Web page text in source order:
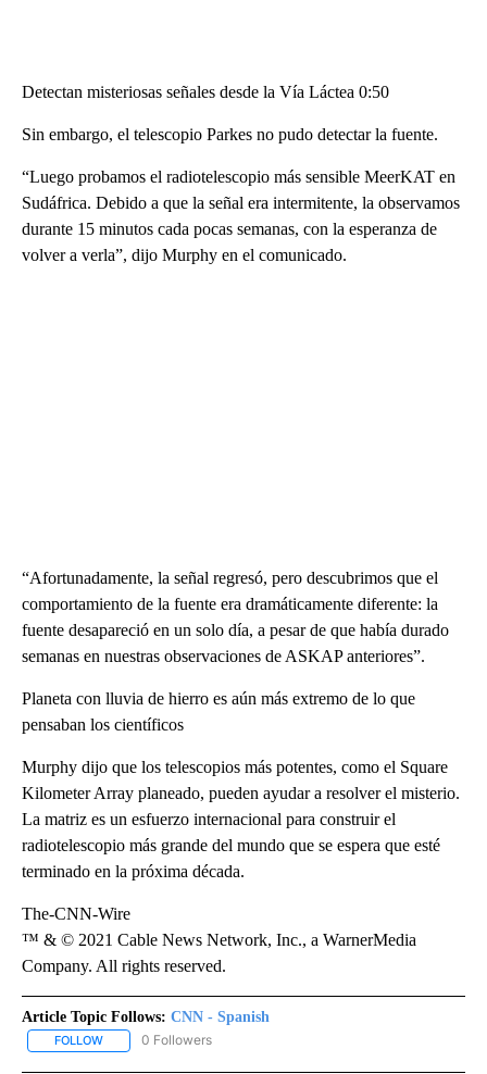
Detectan misteriosas señales desde la Vía Láctea 0:50
Sin embargo, el telescopio Parkes no pudo detectar la fuente.
“Luego probamos el radiotelescopio más sensible MeerKAT en
Sudáfrica. Debido a que la señal era intermitente, la observamos
durante 15 minutos cada pocas semanas, con la esperanza de
volver a verla”, dijo Murphy en el comunicado.
“Afortunadamente, la señal regresó, pero descubrimos que el
comportamiento de la fuente era dramáticamente diferente: la
fuente desapareció en un solo día, a pesar de que había durado
semanas en nuestras observaciones de ASKAP anteriores”.
Planeta con lluvia de hierro es aún más extremo de lo que
pensaban los científicos
Murphy dijo que los telescopios más potentes, como el Square
Kilometer Array planeado, pueden ayudar a resolver el misterio.
La matriz es un esfuerzo internacional para construir el
radiotelescopio más grande del mundo que se espera que esté
terminado en la próxima década.
The-CNN-Wire
™ & © 2021 Cable News Network, Inc., a WarnerMedia
Company. All rights reserved.
Article Topic Follows: CNN - Spanish
FOLLOW FOLLOW "CNN - SPANISH" TO RECEIVE NOTIFICATIONS ABOUT
0 Followers